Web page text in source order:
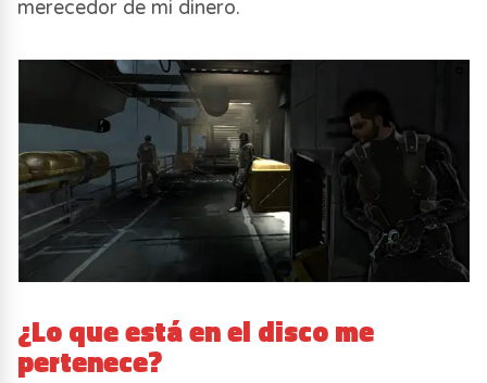
merecedor de mi dinero.
¿Lo que está en el disco me
pertenece?